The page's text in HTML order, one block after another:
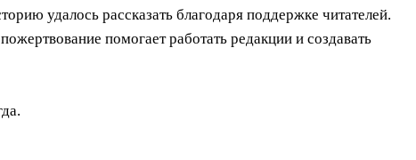
удалось рассказать благодаря поддержке читателей.
помогает работать редакции и создавать